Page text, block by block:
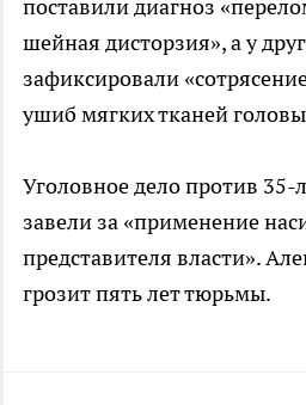
поставили диагноз
шейная дисторзия», а у
зафиксировали
ушиб мягких тканей
Уголовное дело против 35-
завели за «применение
представителя власти».
грозит пять лет тюрьмы.